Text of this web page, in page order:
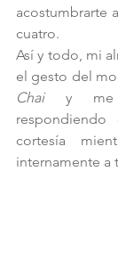
acostumbrarte
cuatro.
Así y todo, mi
Chai y me
respondiendo
cortesía
internamente a